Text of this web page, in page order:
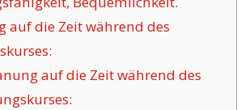
auf die Zeit während des
auf die Zeit während des